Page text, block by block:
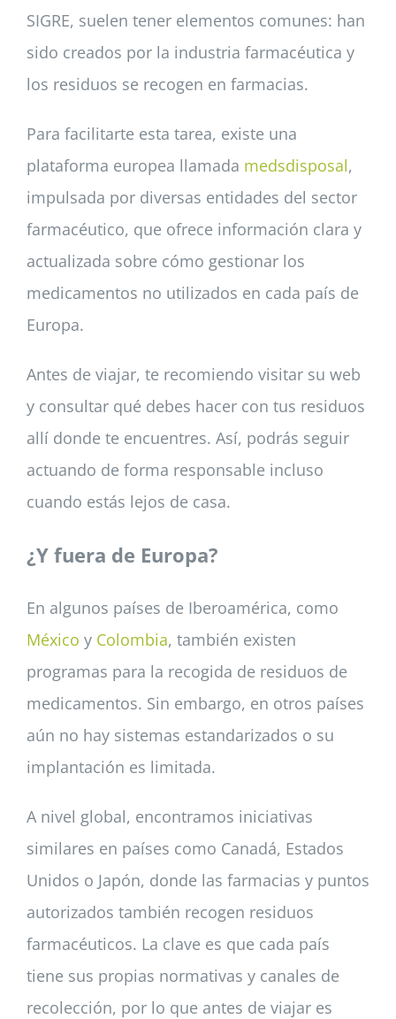
SIGRE, suelen tener elementos comunes: han
sido creados por la industria farmacéutica y
los residuos se recogen en farmacias.
Para facilitarte esta tarea, existe una
plataforma europea llamada medsdisposal,
impulsada por diversas entidades del sector
farmacéutico, que ofrece información clara y
actualizada sobre cómo gestionar los
medicamentos no utilizados en cada país de
Europa.
Antes de viajar, te recomiendo visitar su web
y consultar qué debes hacer con tus residuos
allí donde te encuentres. Así, podrás seguir
actuando de forma responsable incluso
cuando estás lejos de casa.
¿Y fuera de Europa?
En algunos países de Iberoamérica, como
México y Colombia, también existen
programas para la recogida de residuos de
medicamentos. Sin embargo, en otros países
aún no hay sistemas estandarizados o su
implantación es limitada.
A nivel global, encontramos iniciativas
similares en países como Canadá, Estados
Unidos o Japón, donde las farmacias y puntos
autorizados también recogen residuos
farmacéuticos. La clave es que cada país
tiene sus propias normativas y canales de
recolección, por lo que antes de viajar es